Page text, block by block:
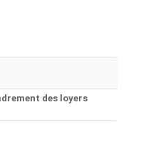
des loyers